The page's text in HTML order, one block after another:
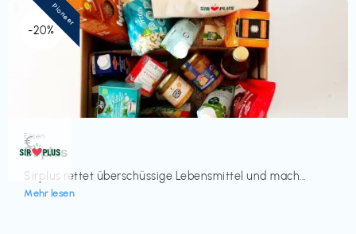
-20%
Essen
Sirplus
Sirplus rettet überschüssige Lebensmittel und mach...
Mehr lesen
€‎
Pioneer